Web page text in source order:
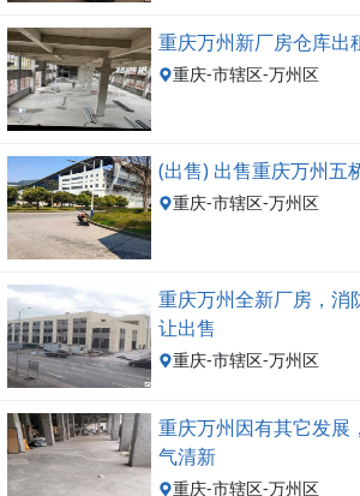
重庆万州新厂房仓库出
重庆-市辖区-万州区
(出售) 出售重庆万州五
重庆-市辖区-万州区
重庆万州全新厂房，消
让出售
重庆-市辖区-万州区
重庆万州因有其它发展
气清新
重庆-市辖区-万州区